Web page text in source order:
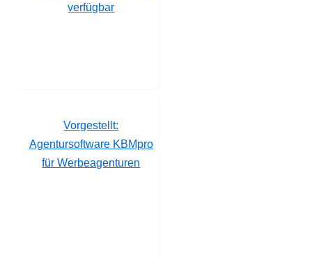
verfügbar
Vorgestellt:
Agentursoftware KBMpro
für Werbeagenturen